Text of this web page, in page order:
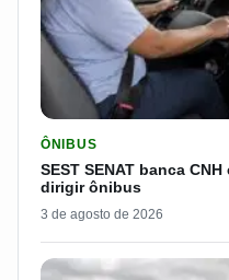
ÔNIBUS
SEST SENAT banca
dirigir ônibus
3 de agosto de 2026